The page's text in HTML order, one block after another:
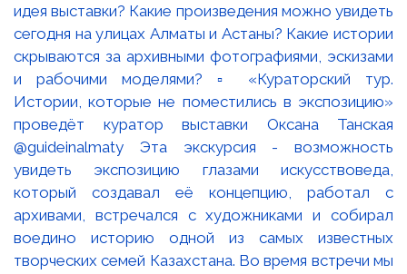
идея выставки? Какие произведения можно увидеть
сегодня на улицах Алматы и Астаны? Какие истории
скрываются за архивными фотографиями, эскизами
и рабочими моделями? ▫️ «Кураторский тур.
Истории, которые не поместились в экспозицию»
проведёт куратор выставки Оксана Танская
@guideinalmaty Эта экскурсия - возможность
увидеть экспозицию глазами искусствоведа,
который создавал её концепцию, работал с
архивами, встречался с художниками и собирал
воедино историю одной из самых известных
творческих семей Казахстана. Во время встречи мы